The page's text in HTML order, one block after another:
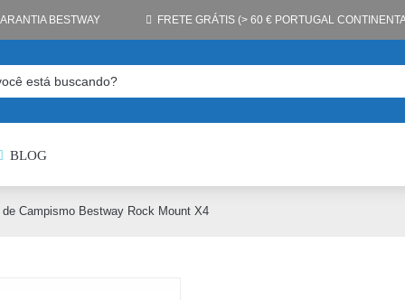
BLOG
BESTWAY FRETE GRÁTIS (> 60 € PORTUGAL
de Campismo Bestway Rock Mount X4